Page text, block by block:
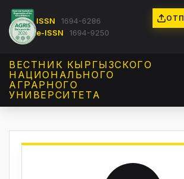
ISSN
1694-6286
e-ISSN
1694-9250
ВЕСТНИК КЫРГЫЗCКОГО
НАЦИОНАЛЬНОГО
АГРАРНОГО
УНИВЕРСИТЕТА